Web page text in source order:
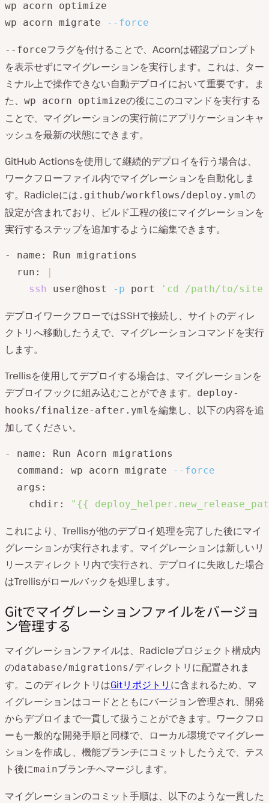
wp acorn optimize
wp acorn migrate
--force
--forceフラグを付けることで、Acornは確認プロンプト
を表示せずにマイグレーションを実行します。これは、ター
ミナル上で操作できない自動デプロイにおいて重要です。ま
た、 wp acorn optimizeの後にこのコマンドを実行する
ことで、マイグレーションの実行前にアプリケーションキャ
ッシュを最新の状態にできます。
GitHub Actionsを使用して継続的デプロイを行う場合は、
ワークフローファイル内でマイグレーションを自動化しま
す。Radicleには .github/workflows/deploy.ymlの
設定が含まれており、ビルド工程の後にマイグレーションを
実行するステップを追加するように編集できます。
- name: Run migrations
  run:
ssh
user@host -p port 'cd /path/to/site
デプロイワークフローではSSHで接続し、サイトのディレ
クトリへ移動したうえで、マイグレーションコマンドを実行
します。
Trellisを使用してデプロイする場合は、マイグレーションを
デプロイフックに組み込むことができます。
deploy-
hooks/finalize-after.yml を編集し、以下の内容を追
加してください。
- name: Run Acorn migrations
  command: wp acorn migrate
--force
  args:
    chdir:
"{{
これにより、Trellisが他のデプロイ処理を完了した後にマイ
グレーションが実行されます。マイグレーションは新しいリ
リースディレクトリ内で実行され、デプロイに失敗した場合
はTrellisがロールバックを処理します。
Gitでマイグレーションファイルをバージョ
ン管理する
マイグレーションファイルは、Radicleプロジェクト構成内
のdatabase/migrations/ディレクトリに配置されま
す。このディレクトリはGitリポジトリ に含まれるため、マ
イグレーションはコードとともにバージョン管理され、開発
からデプロイまで一貫して扱うことができます。ワークフロ
ーも一般的な開発手順と同様で、ローカル環境でマイグレー
ションを作成し、機能ブランチにコミットしたうえで、テス
ト後にmainブランチへマージします。
マイグレーションのコミット手順は、以下のような一貫した